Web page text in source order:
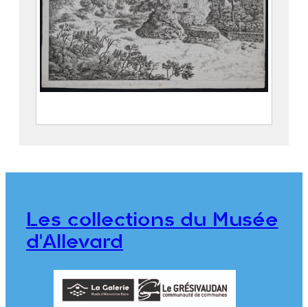
Vue du site du fourneau de fonte de fer
BALLIN, Gabriel (1744 – 1806)
DENIS (1749 – 18..)
976.1.43
Les collections du Musée
d'Allevard